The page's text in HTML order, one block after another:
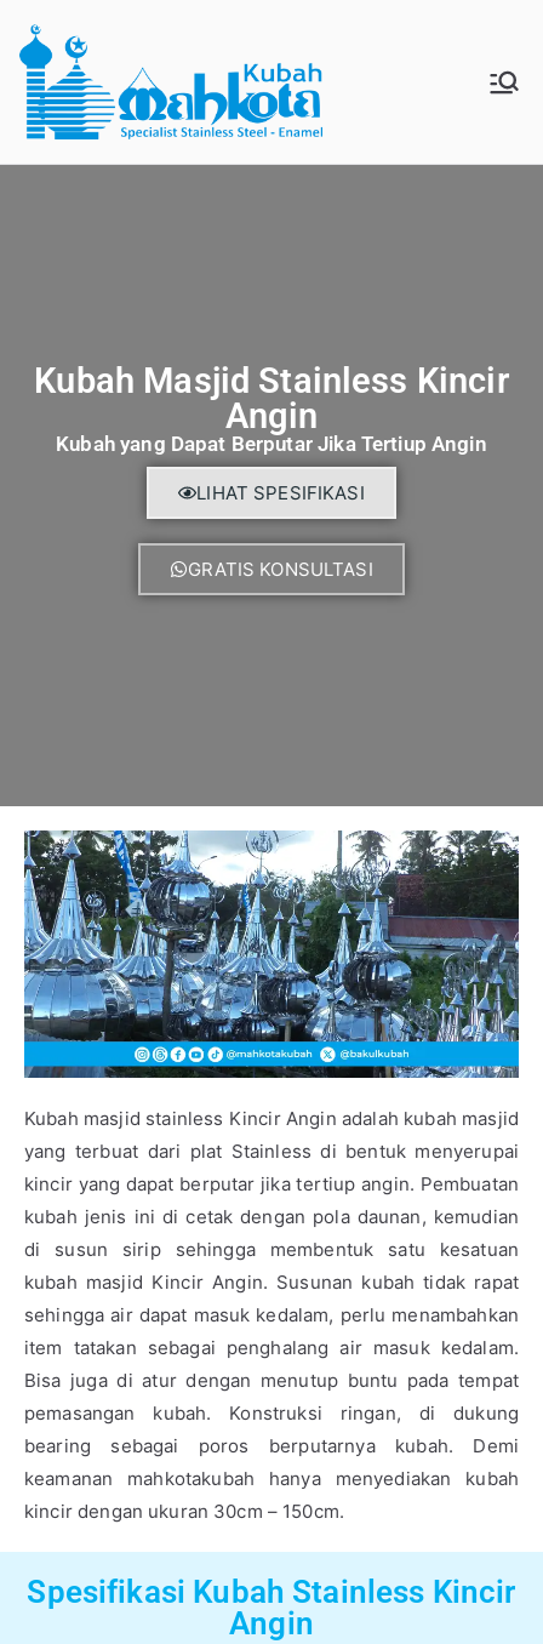
MAHKO
TAKUBA
Jual Kubah Masjid
Steel
Kubah Masjid Stainless Kincir
Angin
Kubah yang Dapat Berputar Jika Tertiup Angin
LIHAT SPESIFIKASI
GRATIS KONSULTASI
Kubah masjid stainless Kincir Angin adalah kubah masjid
yang terbuat dari plat Stainless di bentuk menyerupai
kincir yang dapat berputar jika tertiup angin. Pembuatan
kubah jenis ini di cetak dengan pola daunan, kemudian
di susun sirip sehingga membentuk satu kesatuan
kubah masjid Kincir Angin. Susunan kubah tidak rapat
sehingga air dapat masuk kedalam, perlu menambahkan
item tatakan sebagai penghalang air masuk kedalam.
Bisa juga di atur dengan menutup buntu pada tempat
pemasangan kubah. Konstruksi ringan, di dukung
bearing sebagai poros berputarnya kubah. Demi
keamanan mahkotakubah hanya menyediakan kubah
kincir dengan ukuran 30cm – 150cm.
Spesifikasi Kubah Stainless Kincir
Angin